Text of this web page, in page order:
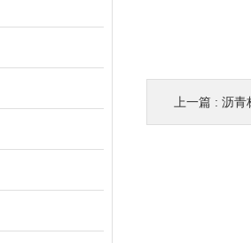
上一篇 : 沥青